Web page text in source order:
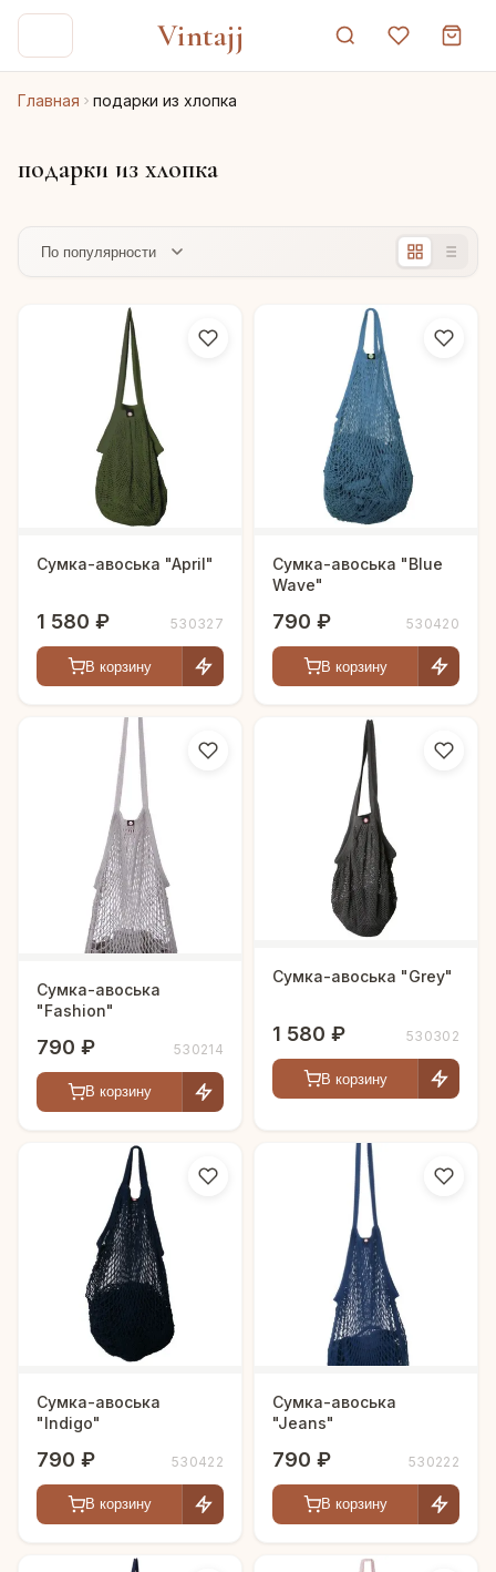
Vintajj
Главная подарки из хлопка
подарки из хлопка
Сумка-авоська "April"
1 580 ₽ 530327
В корзину
Сумка-авоська "Blue
Wave"
790 ₽ 530420
В корзину
Сумка-авоська
"Fashion"
790 ₽ 530214
В корзину
Сумка-авоська "Grey"
1 580 ₽ 530302
В корзину
Сумка-авоська
"Indigo"
790 ₽ 530422
В корзину
Сумка-авоська
"Jeans"
790 ₽ 530222
В корзину